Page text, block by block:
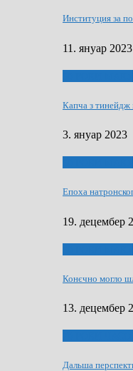
Институция за
11. януар 2023
Капча з
3. януар 2023
Епоха
19. децембер
Конєчно могло
13. децембер
Дальша